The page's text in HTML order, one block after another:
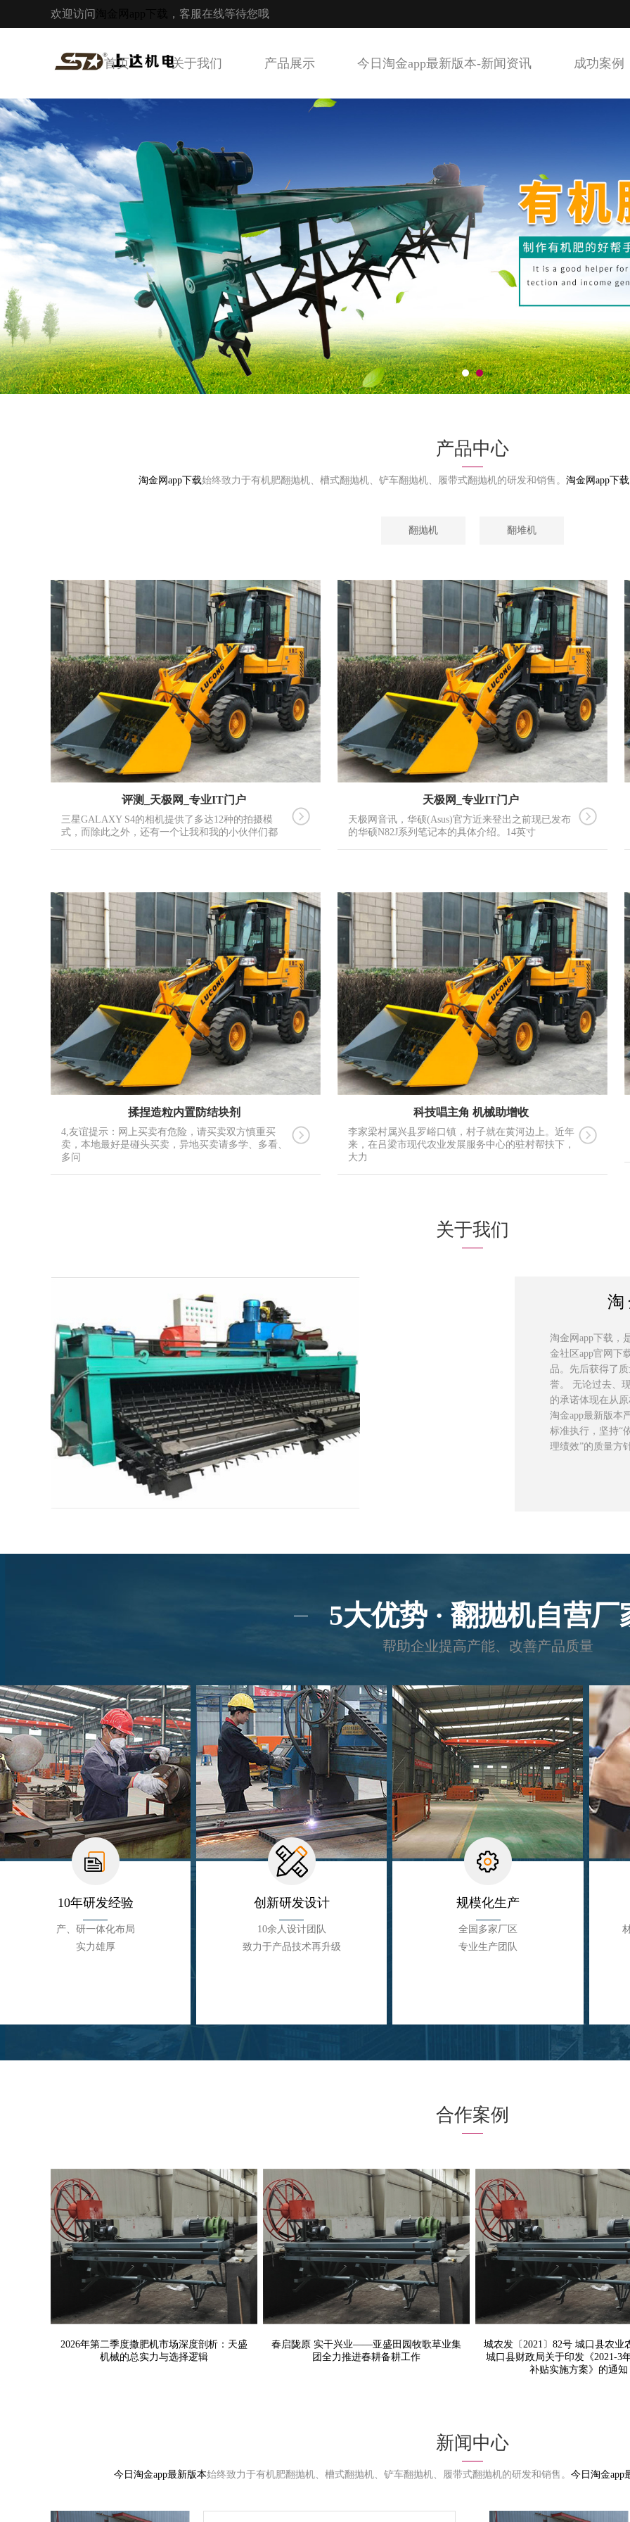
欢迎访问 ，客服在线等待您哦
首页 关于我们 产品展示 今日淘金app最新版本-新闻资讯 成功案例
产品中心
淘金网app下载始终致力于有机肥翻抛机、槽式翻抛机、铲车翻抛机、履带式翻抛机的研发和销售。 淘金网app下载
翻抛机 翻堆机
评测_天极网_专业IT门户
三星GALAXY S4的相机提供了多达12种的拍摄模
式，而除此之外，还有一个让我和我的小伙伴们都
天极网_专业IT门户
天极网音讯，华硕(Asus)官方近来登出之前现已发布
的华硕N82J系列笔记本的具体介绍。14英寸
揉捏造粒内置防结块剂
4,友谊提示：网上买卖有危险，请买卖双方慎重买
卖，本地最好是碰头买卖，异地买卖请多学、多看、
多问
科技唱主角 机械助增收
李家梁村属兴县罗峪口镇，村子就在黄河边上。近年
来，在吕梁市现代农业发展服务中心的驻村帮扶下，
大力
关于我们
淘金网app下载，
金社区app官网下
品。先后获得了
誉。 无论过去、
的承诺体现在从
淘金app最新版本
标准执行，坚持“
理绩效”的质量方
5大优势 · 翻抛机自营厂
帮助企业提高产能、改善产品质量
10年研发经验
产、研一体化布局
实力雄厚
10年研发经验
产、研一体化布局
实力雄厚
创新研发设计
10余人设计团队
致力于产品技术再升级
创新研发设计
10余人设计团队
致力于产品技术再升级
规模化生产
全国多家厂区
专业生产团队
规模化生产
全国多家厂区
专业生产团队
合作案例
2026年第二季度撒肥机市场深度剖析：天
盛机械的总实力与选择逻辑
2026年第二季度撒肥机市场深度剖析：天盛
机械的总实力与选择逻辑
春启陇原 实干兴业——亚盛田园牧歌草业
集团全力推进春耕备耕工作
春启陇原 实干兴业——亚盛田园牧歌草业集
团全力推进春耕备耕工作
城农发〔2021〕82号 城口县农
会 城口县财政局关于印发《
购置补贴实施方案》的
城农发〔2021〕82号 城口县农业
城口县财政局关于印发《2021-3
补贴实施方案》的通知
新闻中心
今日淘金app最新版本始终致力于有机肥翻抛机、槽式翻抛机、铲车翻抛机、履带式翻抛机的研发和销售。 今日淘金app